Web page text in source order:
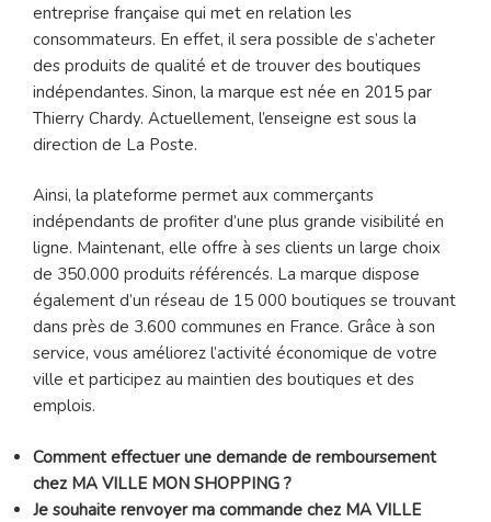
entreprise française qui met en relation les
consommateurs. En effet, il sera possible de s’acheter
des produits de qualité et de trouver des boutiques
indépendantes. Sinon, la marque est née en 2015 par
Thierry Chardy. Actuellement, l’enseigne est sous la
direction de La Poste.
Ainsi, la plateforme permet aux commerçants
indépendants de profiter d’une plus grande visibilité en
ligne. Maintenant, elle offre à ses clients un large choix
de 350.000 produits référencés. La marque dispose
également d’un réseau de 15 000 boutiques se trouvant
dans près de 3.600 communes en France. Grâce à son
service, vous améliorez l’activité économique de votre
ville et participez au maintien des boutiques et des
emplois.
Comment effectuer une demande de remboursement
chez MA VILLE MON SHOPPING ?
Je souhaite renvoyer ma commande chez MA VILLE